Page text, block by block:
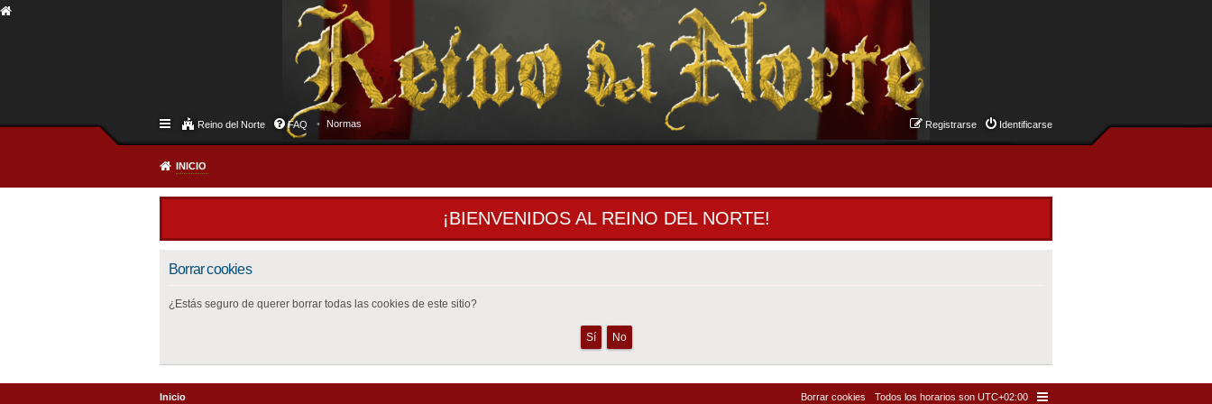
Reino del Norte FAQ Normas Identificarse
Registrarse
INICIO
¡BIENVENIDOS AL REINO DEL NORTE!
Borrar cookies
¿Estás seguro de querer borrar todas las cookies de este sitio?
Inicio Todos los horarios son UTC+02:00
Borrar cookies